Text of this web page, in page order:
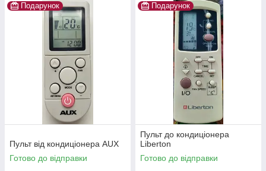
Подарунок
Пульт від кондиціонера AUX
Готово до відправки
Подарунок
Пульт до кондиціонера
Liberton
Готово до відправки